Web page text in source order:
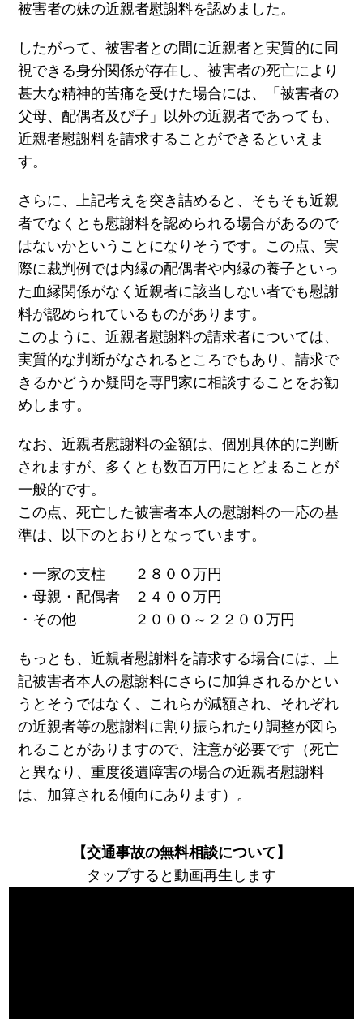
被害者の妹の近親者慰謝料を認めました。
したがって、被害者との間に近親者と実質的に同
視できる身分関係が存在し、被害者の死亡により
甚大な精神的苦痛を受けた場合には、「被害者の
父母、配偶者及び子」以外の近親者であっても、
近親者慰謝料を請求することができるといえま
す。
さらに、上記考えを突き詰めると、そもそも近親
者でなくとも慰謝料を認められる場合があるので
はないかということになりそうです。この点、実
際に裁判例では内縁の配偶者や内縁の養子といっ
た血縁関係がなく近親者に該当しない者でも慰謝
料が認められているものがあります。
このように、近親者慰謝料の請求者については、
実質的な判断がなされるところでもあり、請求で
きるかどうか疑問を専門家に相談することをお勧
めします。
なお、近親者慰謝料の金額は、個別具体的に判断
されますが、多くとも数百万円にとどまることが
一般的です。
この点、死亡した被害者本人の慰謝料の一応の基
準は、以下のとおりとなっています。
・一家の支柱 ２８００万円
・母親・配偶者 ２４００万円
・その他 ２０００～２２００万円
もっとも、近親者慰謝料を請求する場合には、上
記被害者本人の慰謝料にさらに加算されるかとい
うとそうではなく、これらが減額され、それぞれ
の近親者等の慰謝料に割り振られたり調整が図ら
れることがありますので、注意が必要です（死亡
と異なり、重度後遺障害の場合の近親者慰謝料
は、加算される傾向にあります）。
【交通事故の無料相談について】
タップすると動画再生します